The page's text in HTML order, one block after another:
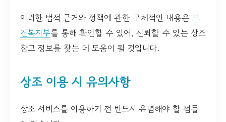
이러한 법적 근거와 정책에 관한 구체적인 내용은 보
건복지부를 통해 확인할 수 있어, 신뢰할 수 있는 상조
참고 정보를 찾는 데 도움이 될 것입니다.
상조 이용 시 유의사항
상조 서비스를 이용하기 전 반드시 유념해야 할 점들